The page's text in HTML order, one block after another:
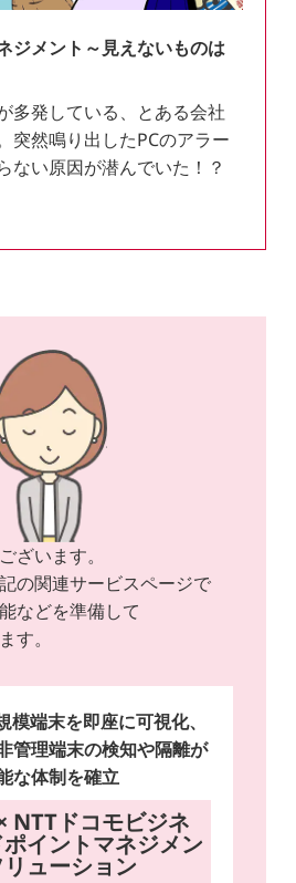
ジメント～見えないものは
多発している、とある会社
突然鳴り出したPCのアラー
ない原因が潜んでいた！？
ざいます。
の関連サービスページで
などを準備して
す。
端末を即座に可視化、
管理端末の検知や隔離が
な体制を確立
NTTドコモビジネ
イントマネジメン
リューション